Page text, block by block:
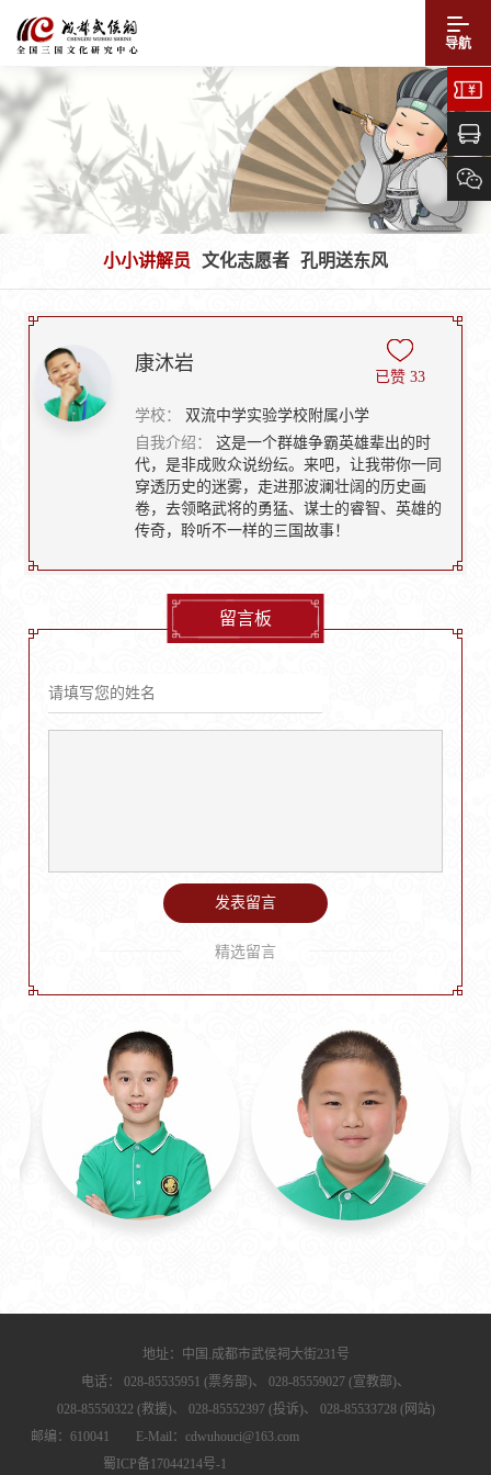
导航
小小讲解员 文化志愿者 孔明送东风
康沐岩
学校： 双流中学实验学校附属小学
自我介绍：这是一个群雄争霸英雄辈出的时
代，是非成败众说纷纭。来吧，让我带你一同
穿透历史的迷雾，走进那波澜壮阔的历史画
卷，去领略武将的勇猛、谋士的睿智、英雄的
传奇，聆听不一样的三国故事！
已赞33
留言板
发表留言
精选留言
地址：中国.成都市武侯祠大街231号
电话：
028-85535951 (票务部)、
028-85559027 (宣教部)、
028-85550322 (救援)、
028-85552397 (投诉)、
028-85533728 (网站)
邮编：610041 E-Mail：cdwuhouci@163.com
蜀ICP备17044214号-1